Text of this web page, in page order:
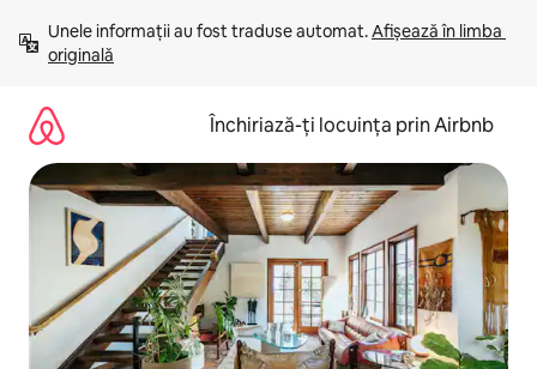
mergi
conținut
Unele informații au fost traduse automat. Afișează în limba
originală
Închiriază-ți locuința prin Airbnb